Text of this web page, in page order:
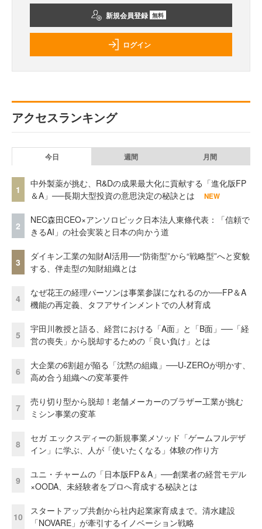
新規会員登録 無料
ログイン
アクセスランキング
今日 週間 月間
1
中外製薬が挑む、R&Dの成果最大化に貢献する「進化版FP
＆A」──長期大型投資の意思決定の秘訣とは
NEW
2
NEC森田CEO×アンソロピック日本法人東條代表：「信頼で
きるAI」の社会実装と日本の向かう道
3
ダイキン工業の知財AI活用──“防衛型”から“戦略型”へと変貌
する、伴走型の知財組織とは
4
なぜ花王の経理パーソンは事業参謀になれるのか──FP＆A
機能の再定義、タフアサインメントでの人材育成
5
宇田川教授と語る、経営における「A面」と「B面」──「経
営の喪失」から脱却するための「良い負け」とは
6
大企業の6割超が陥る「沈黙の組織」──U-ZEROが明かす、
高め合う組織への変革要件
7
売り切り型から脱却！老舗メーカーのブラザー工業が挑む
ミシン事業の変革
8
セガ エックスディーの新規事業メソッド「ゲームフルデザ
イン」に学ぶ、人が「使いたくなる」体験の作り方
9
ユニ・チャームの「日本版FP＆A」──創業者の経営モデル
×OODA、未経験者をプロへ育成する秘訣とは
10
スタートアップ共創から社内起業家育成まで。清水建設
「NOVARE」が牽引するイノベーション戦略